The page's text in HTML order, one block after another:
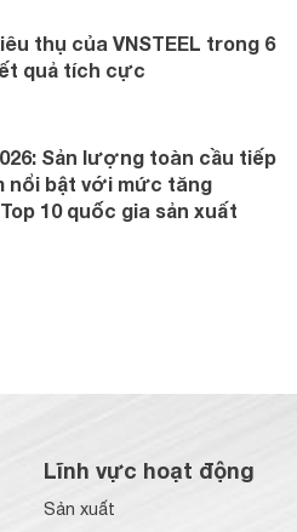
thụ của VNSTEEL trong 6
quả tích cực
Sản lượng toàn cầu tiếp
nổi bật với mức tăng
10 quốc gia sản xuất
Lĩnh vực hoạt động
Sản xuất